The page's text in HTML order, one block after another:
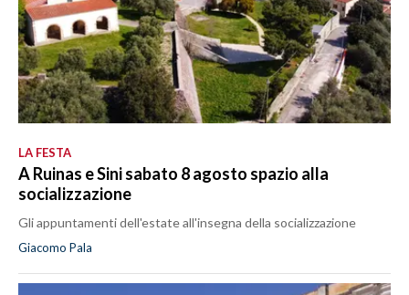
LA FESTA
A Ruinas e Sini sabato 8 agosto spazio alla
socializzazione
Gli appuntamenti dell'estate all'insegna della socializzazione
Giacomo Pala